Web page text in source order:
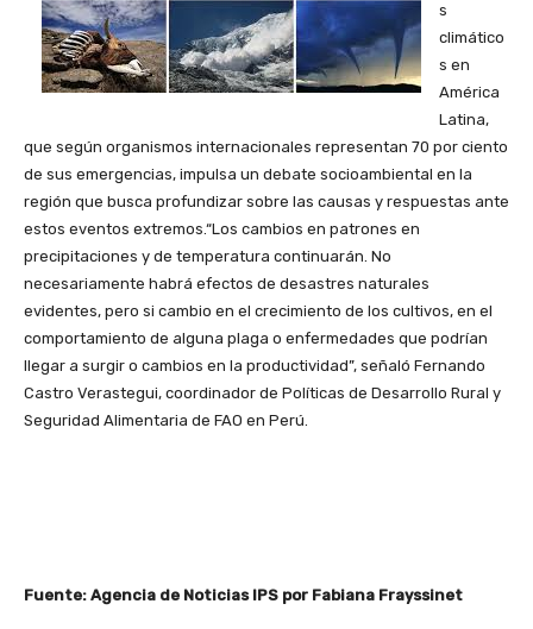
s
climático
s en
América
Latina,
que según organismos internacionales representan 70 por ciento
de sus emergencias, impulsa un debate socioambiental en la
región que busca profundizar sobre las causas y respuestas ante
estos eventos extremos.“Los cambios en patrones en
precipitaciones y de temperatura continuarán. No
necesariamente habrá efectos de desastres naturales
evidentes, pero si cambio en el crecimiento de los cultivos, en el
comportamiento de alguna plaga o enfermedades que podrían
llegar a surgir o cambios en la productividad”, señaló Fernando
Castro Verastegui, coordinador de Políticas de Desarrollo Rural y
Seguridad Alimentaria de FAO en Perú.
Fuente: Agencia de Noticias IPS por Fabiana Frayssinet